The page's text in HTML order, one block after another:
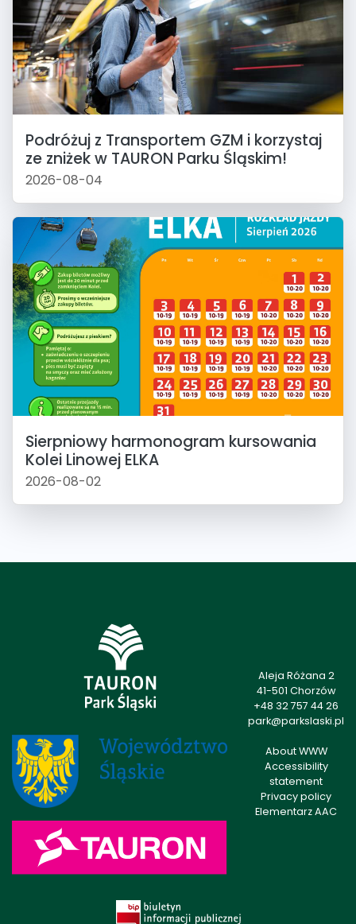
Podróżuj z Transportem GZM i korzystaj
ze zniżek w TAURON Parku Śląskim!
2026-08-04
Sierpniowy harmonogram kursowania
Kolei Linowej ELKA
2026-08-02
Aleja Różana 2
41-501 Chorzów
+48 32 757 44 26
park@parkslaski.pl
About WWW
Accessibility
statement
Privacy policy
Elementarz AAC